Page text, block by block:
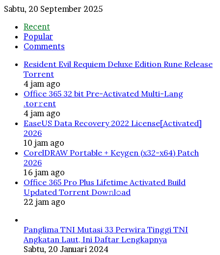
Sabtu, 20 September 2025
Recent
Popular
Comments
Resident Evil Requiem Deluxe Edition Rune Release
Torrent
4 jam ago
Office 365 32 bit Pre-Activated Multi-Lang
.tоr𝚛еnt
4 jam ago
EaseUS Data Recovery 2022 License[Activated]
2026
10 jam ago
CorelDRAW Portable + Keygen (x32-x64) Patch
2026
16 jam ago
Office 365 Pro Plus Lifetime Activated Build
Updated Torrent Dow𝚗l𝚘аd
22 jam ago
Panglima TNI Mutasi 33 Perwira Tinggi TNI
Angkatan Laut, Ini Daftar Lengkapnya
Sabtu, 20 Januari 2024